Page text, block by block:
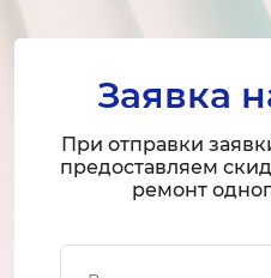
Ремонт матрицы
от 5 000 ₽
Замена блока питания
Заявка
При отправки
предоставляем
ремонт
Ваше имя